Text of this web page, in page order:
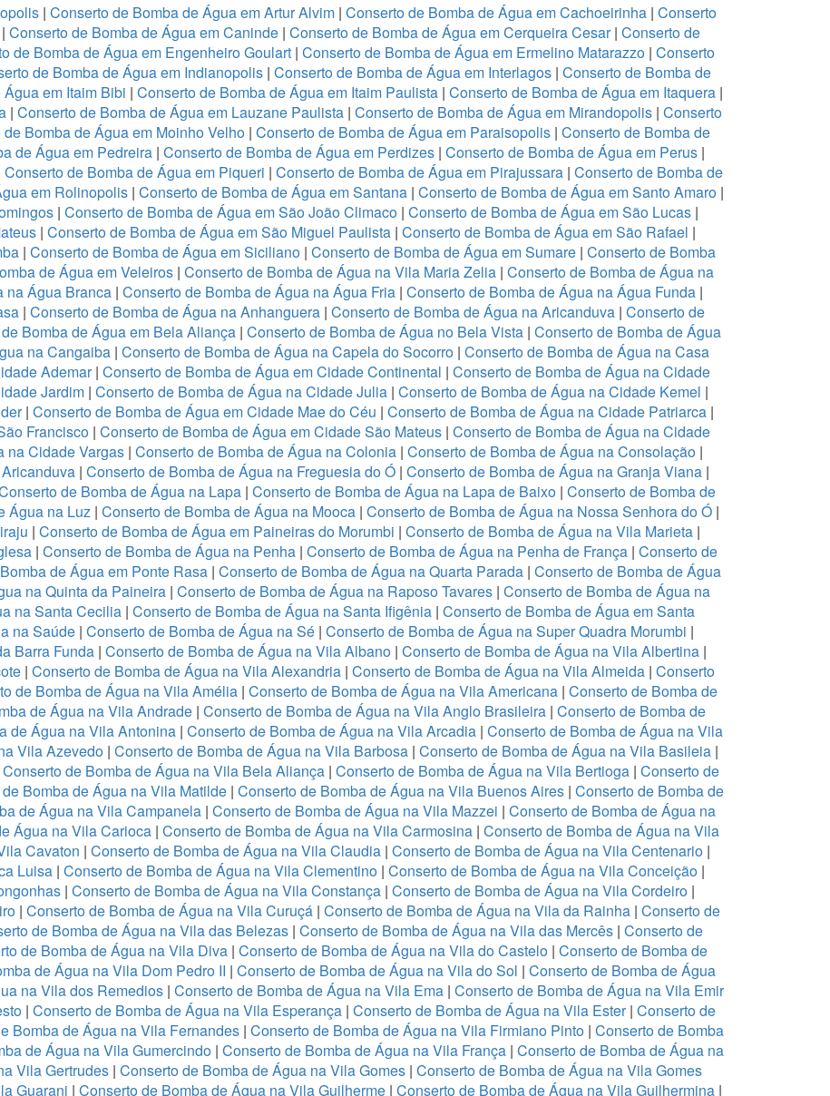
| Conserto de Bomba de Água em Artur Alvim | Conserto de Bomba de Água em Cachoeirinha | Conserto
| Conserto de Bomba de Água em Caninde | Conserto de Bomba de Água em Cerqueira Cesar| Conserto de
de Bomba de Água em Engenheiro Goulart | Conserto de Bomba de Água em Ermelino Matarazzo | Conserto
de Bomba de Água em Indianopolis | Conserto de Bomba de Água em Interlagos | Conserto de Bomba de
em Itaim Bibi | Conserto de Bomba de Água em Itaim Paulista | Conserto de Bomba de Água em Itaquera|
| Conserto de Bomba de Água em Lauzane Paulista | Conserto de Bomba de Água em Mirandopolis| Conserto
Bomba de Água em Moinho Velho | Conserto de Bomba de Água em Paraisopolis| Conserto de Bomba de
de Água em Pedreira | Conserto de Bomba de Água em Perdizes | Conserto de Bomba de Água em Perus |
Conserto de Bomba de Água em Piqueri | Conserto de Bomba de Água em Pirajussara | Conserto de Bomba de
em Rolinopolis| Conserto de Bomba de Água em Santana| Conserto de Bomba de Água em Santo Amaro|
| Conserto de Bomba de Água em São João Climaco| Conserto de Bomba de Água em São Lucas|
| Conserto de Bomba de Água em São Miguel Paulista | Conserto de Bomba de Água em São Rafael |
| Conserto de Bomba de Água em Siciliano| Conserto de Bomba de Água em Sumare| Conserto de Bomba
de Água em Veleiros| Conserto de Bomba de Água na Vila Maria Zelia| Conserto de Bomba de Água na
na Água Branca | Conserto de Bomba de Água na Água Fria | Conserto de Bomba de Água na Água Funda |
| Conserto de Bomba de Água na Anhanguera | Conserto de Bomba de Água na Aricanduva | Conserto de
Bomba de Água em Bela Aliança | Conserto de Bomba de Água no Bela Vista| Conserto de Bomba de Água
na Cangaiba| Conserto de Bomba de Água na Capela do Socorro | Conserto de Bomba de Água na Casa
Ademar| Conserto de Bomba de Água em Cidade Continental | Conserto de Bomba de Água na Cidade
Jardim| Conserto de Bomba de Água na Cidade Julia | Conserto de Bomba de Água na Cidade Kemel |
| Conserto de Bomba de Água em Cidade Mae do Céu | Conserto de Bomba de Água na Cidade Patriarca|
Francisco | Conserto de Bomba de Água em Cidade São Mateus| Conserto de Bomba de Água na Cidade
na Cidade Vargas | Conserto de Bomba de Água na Colonia | Conserto de Bomba de Água na Consolação |
| Conserto de Bomba de Água na Freguesia do Ó | Conserto de Bomba de Água na Granja Viana |
de Bomba de Água na Lapa | Conserto de Bomba de Água na Lapa de Baixo | Conserto de Bomba de
Água na Luz| Conserto de Bomba de Água na Mooca| Conserto de Bomba de Água na Nossa Senhora do Ó|
| Conserto de Bomba de Água em Paineiras do Morumbi | Conserto de Bomba de Água na Vila Marieta |
| Conserto de Bomba de Água na Penha | Conserto de Bomba de Água na Penha de França | Conserto de
de Água em Ponte Rasa| Conserto de Bomba de Água na Quarta Parada| Conserto de Bomba de Água
na Quinta da Paineira | Conserto de Bomba de Água na Raposo Tavares | Conserto de Bomba de Água na
na Santa Cecilia| Conserto de Bomba de Água na Santa Ifigênia | Conserto de Bomba de Água em Santa
na Saúde| Conserto de Bomba de Água na Sé| Conserto de Bomba de Água na Super Quadra Morumbi |
Barra Funda| Conserto de Bomba de Água na Vila Albano| Conserto de Bomba de Água na Vila Albertina|
| Conserto de Bomba de Água na Vila Alexandria| Conserto de Bomba de Água na Vila Almeida | Conserto
de Bomba de Água na Vila Amélia | Conserto de Bomba de Água na Vila Americana | Conserto de Bomba de
de Água na Vila Andrade | Conserto de Bomba de Água na Vila Anglo Brasileira | Conserto de Bomba de
de Água na Vila Antonina| Conserto de Bomba de Água na Vila Arcadia | Conserto de Bomba de Água na Vila
Vila Azevedo | Conserto de Bomba de Água na Vila Barbosa | Conserto de Bomba de Água na Vila Basileia |
Conserto de Bomba de Água na Vila Bela Aliança| Conserto de Bomba de Água na Vila Bertioga| Conserto de
Bomba de Água na Vila Matilde | Conserto de Bomba de Água na Vila Buenos Aires | Conserto de Bomba de
de Água na Vila Campanela| Conserto de Bomba de Água na Vila Mazzei | Conserto de Bomba de Água na
Água na Vila Carioca| Conserto de Bomba de Água na Vila Carmosina| Conserto de Bomba de Água na Vila
Cavaton | Conserto de Bomba de Água na Vila Claudia | Conserto de Bomba de Água na Vila Centenario |
Luisa | Conserto de Bomba de Água na Vila Clementino | Conserto de Bomba de Água na Vila Conceição |
| Conserto de Bomba de Água na Vila Constança | Conserto de Bomba de Água na Vila Cordeiro |
| Conserto de Bomba de Água na Vila Curuçá | Conserto de Bomba de Água na Vila da Rainha | Conserto de
de Bomba de Água na Vila das Belezas| Conserto de Bomba de Água na Vila das Mercês| Conserto de
de Bomba de Água na Vila Diva| Conserto de Bomba de Água na Vila do Castelo| Conserto de Bomba de
de Água na Vila Dom Pedro II | Conserto de Bomba de Água na Vila do Sol | Conserto de Bomba de Água
na Vila dos Remedios | Conserto de Bomba de Água na Vila Ema | Conserto de Bomba de Água na Vila Emir
| Conserto de Bomba de Água na Vila Esperança | Conserto de Bomba de Água na Vila Ester| Conserto de
Bomba de Água na Vila Fernandes| Conserto de Bomba de Água na Vila Firmiano Pinto| Conserto de Bomba
de Água na Vila Gumercindo| Conserto de Bomba de Água na Vila França| Conserto de Bomba de Água na
Vila Gertrudes | Conserto de Bomba de Água na Vila Gomes | Conserto de Bomba de Água na Vila Gomes
Guarani | Conserto de Bomba de Água na Vila Guilherme | Conserto de Bomba de Água na Vila Guilhermina |